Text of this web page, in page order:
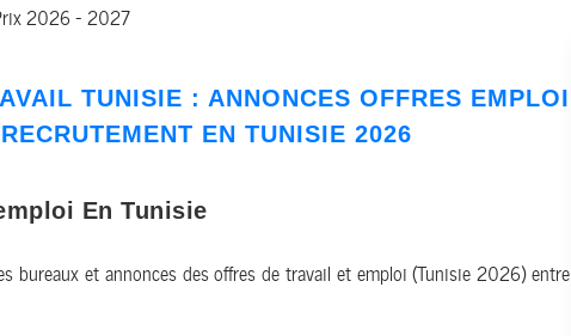
2026 - 2027
TUNISIE : ANNONCES OFFRES EMPLOI
RECRUTEMENT EN TUNISIE 2026
En Tunisie
bureaux et annonces des offres de travail et emploi (Tunisie 2026) entre